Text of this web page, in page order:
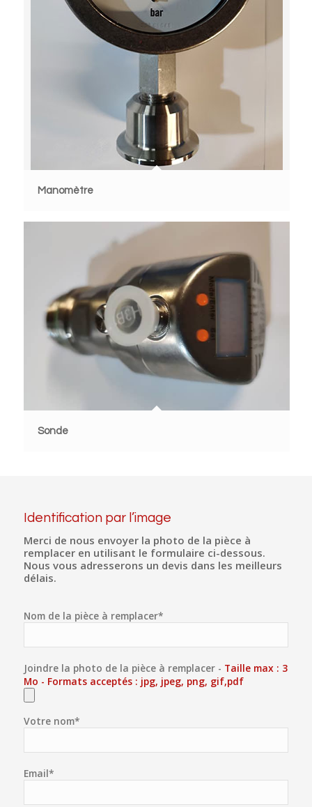
Manomètre
Sonde
Identification par l’image
Merci de nous envoyer la photo de la pièce à
remplacer en utilisant le formulaire ci-dessous.
Nous vous adresserons un devis dans les meilleurs
délais.
Nom de la pièce à remplacer*
Joindre la photo de la pièce à remplacer - Taille max : 3
Mo - Formats acceptés : jpg, jpeg, png, gif,pdf
Votre nom*
Email*